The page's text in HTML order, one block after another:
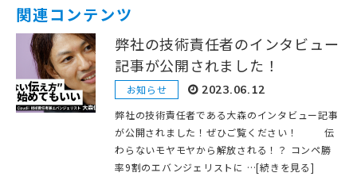
関連コンテンツ
弊社の技術責任者のインタビュー
記事が公開されました！
お知らせ 2023.06.12
弊社の技術責任者である大森のインタビュー記事
が公開されました！ぜひご覧ください！ 伝
わらないモヤモヤから解放される！？ コンペ勝
率9割のエバンジェリストに …[続きを見る]